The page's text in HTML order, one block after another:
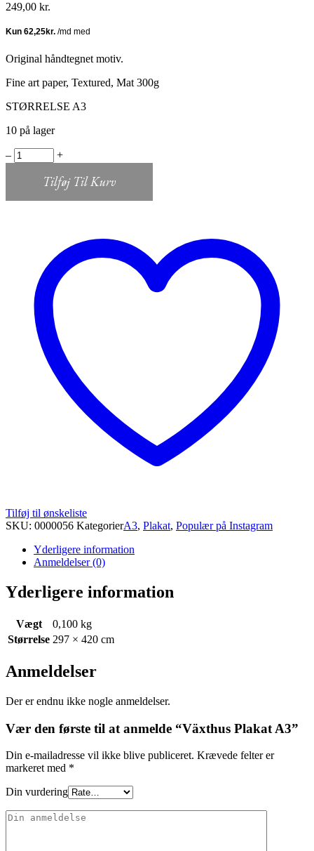
249,00 kr.
Original håndtegnet motiv.
Fine art paper, Textured, Mat 300g
STØRRELSE A3
10 på lager
Växthus
Plakat
‒ +
Tilføj Til Kurv
Tilføj til ønskeliste
SKU: 0000056 KategorierA3, Plakat, Populær på Instagram
Yderligere information
Anmeldelser (0)
Yderligere information
Vægt
0,100 kg
Størrelse 297 × 420 cm
Anmeldelser
Der er endnu ikke nogle anmeldelser.
Vær den første til at anmelde “Växthus Plakat A3”
Din e-mailadresse vil ikke blive publiceret. Krævede felter er
markeret med *
Din vurdering